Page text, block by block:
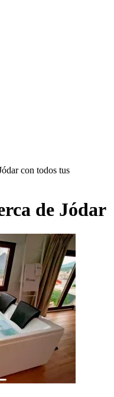
con todos tus
de Jódar